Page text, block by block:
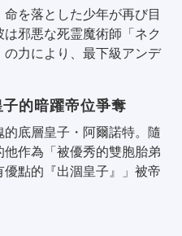
を落とした少年が再び目
邪悪な死霊魔術師「ネク
の力により、最下級アンデ
的暗躍帝位爭奪
的底層皇子・阿爾諾特。隨
他作為「被優秀的雙胞胎弟
優點的『出涸皇子』」被帝